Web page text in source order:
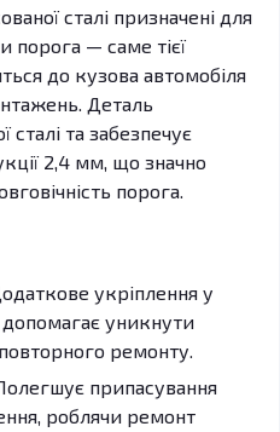
сталі призначені для
порога — саме тієї
до кузова автомобіля
Деталь
сталі та забезпечує
2,4 мм, що значно
порога.
укріплення у
уникнути
ремонту.
припасування
роблячи ремонт